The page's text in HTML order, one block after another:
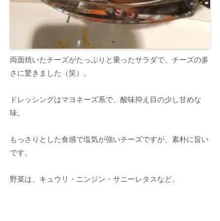
両面焼いたチーズがたっぷりと乗ったサラダで、チーズの多
さに驚きました（笑）。
ドレッシングはマヨネーズ系で、酸味抑え目の少し甘めな
味。
もっさりとした食感で塩気が強いチーズですが、素朴に旨い
です。
野菜は、キュウリ・ニンジン・サニーレタスなど。